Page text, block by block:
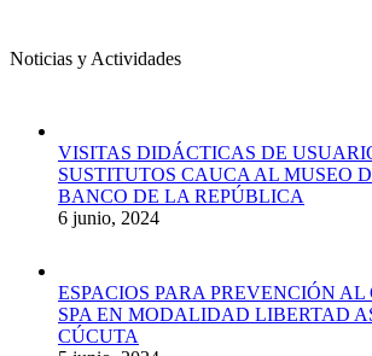
Noticias y Actividades
VISITAS DIDÁCTICAS DE
SUSTITUTOS CAUCA AL MUSEO
BANCO DE LA REPÚBLICA
6 junio, 2024
ESPACIOS PARA PREVENCIÓN AL
SPA EN MODALIDAD LIBERTAD
CÚCUTA